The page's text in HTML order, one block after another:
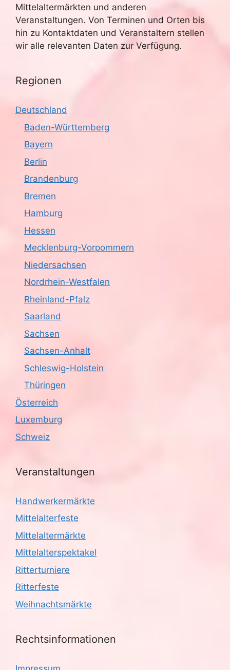
Mittelaltermärkten und anderen
Veranstaltungen. Von Terminen und Orten bis
hin zu Kontaktdaten und Veranstaltern stellen
wir alle relevanten Daten zur Verfügung.
Regionen
Deutschland
Baden-Württemberg
Bayern
Berlin
Brandenburg
Bremen
Hamburg
Hessen
Mecklenburg-Vorpommern
Niedersachsen
Nordrhein-Westfalen
Rheinland-Pfalz
Saarland
Sachsen
Sachsen-Anhalt
Schleswig-Holstein
Thüringen
Österreich
Luxemburg
Schweiz
Veranstaltungen
Handwerkermärkte
Mittelalterfeste
Mittelaltermärkte
Mittelalterspektakel
Ritterturniere
Ritterfeste
Weihnachtsmärkte
Rechtsinformationen